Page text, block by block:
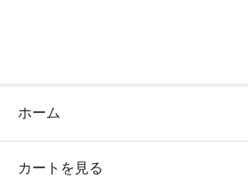
ホーム
カートを見る